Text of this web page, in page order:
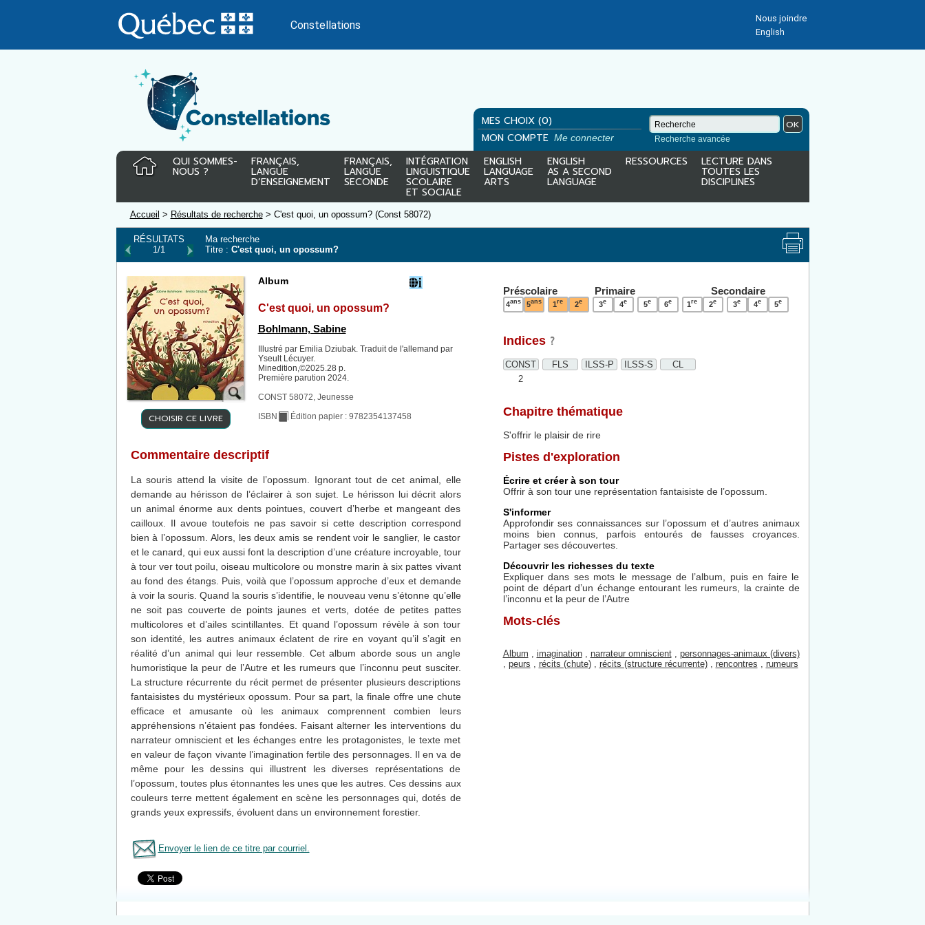
au
contenu
Constellations
Nous joindre
English
MES CHOIX (0)
MON COMPTEMe connecter
OK
Recherche avancée
QUI SOMMES-
NOUS ?
FRANÇAIS,
LANGUE
D’ENSEIGNEMENT
FRANÇAIS,
LANGUE
SECONDE
INTÉGRATION
LINGUISTIQUE
SCOLAIRE
ET SOCIALE
ENGLISH
LANGUAGE
ARTS
ENGLISH
AS A SECOND
LANGUAGE
RESSOURCES LECTURE DANS
TOUTES LES
DISCIPLINES
Accueil > Résultats de recherche> C'est quoi, un opossum? (Const 58072)
RÉSULTATS
1/1
Ma recherche
Titre : C'est quoi, un opossum?
CHOISIR CE LIVRE
Album
C'est quoi, un opossum?
Bohlmann, Sabine
Illustré par Emilia Dziubak. Traduit de l'allemand par
Yseult Lécuyer.
Minedition,©2025.28 p.
Première parution 2024.
CONST 58072, Jeunesse
ISBN Édition papier : 9782354137458
Préscolaire Primaire Secondaire
4ans 5ans 1re 2e 3e 4e 5e 6e 1re 2e 3e 4e 5e
Indices
CONST FLS ILSS-P ILSS-S
CL
2
Chapitre thématique
S'offrir le plaisir de rire
Pistes d'exploration
Écrire et créer à son tour
Offrir à son tour une représentation fantaisiste de l’opossum.
S'informer
Approfondir ses connaissances sur l’opossum et d’autres animaux
moins bien connus, parfois entourés de fausses croyances.
Partager ses découvertes.
Découvrir les richesses du texte
Expliquer dans ses mots le message de l’album, puis en faire le
point de départ d’un échange entourant les rumeurs, la crainte de
l’inconnu et la peur de l’Autre
Mots-clés
Album , imagination, narrateur omniscient, personnages-animaux (divers)
, peurs , récits (chute), récits (structure récurrente), rencontres , rumeurs
Commentaire descriptif
La souris attend la visite de l’opossum. Ignorant tout de cet animal, elle
demande au hérisson de l’éclairer à son sujet. Le hérisson lui décrit alors
un animal énorme aux dents pointues, couvert d’herbe et mangeant des
cailloux. Il avoue toutefois ne pas savoir si cette description correspond
bien à l’opossum. Alors, les deux amis se rendent voir le sanglier, le castor
et le canard, qui eux aussi font la description d’une créature incroyable, tour
à tour ver tout poilu, oiseau multicolore ou monstre marin à six pattes vivant
au fond des étangs. Puis, voilà que l’opossum approche d’eux et demande
à voir la souris. Quand la souris s’identifie, le nouveau venu s’étonne qu’elle
ne soit pas couverte de points jaunes et verts, dotée de petites pattes
multicolores et d’ailes scintillantes. Et quand l’opossum révèle à son tour
son identité, les autres animaux éclatent de rire en voyant qu’il s’agit en
réalité d’un animal qui leur ressemble. Cet album aborde sous un angle
humoristique la peur de l’Autre et les rumeurs que l’inconnu peut susciter.
La structure récurrente du récit permet de présenter plusieurs descriptions
fantaisistes du mystérieux opossum. Pour sa part, la finale offre une chute
efficace et amusante où les animaux comprennent combien leurs
appréhensions n’étaient pas fondées. Faisant alterner les interventions du
narrateur omniscient et les échanges entre les protagonistes, le texte met
en valeur de façon vivante l’imagination fertile des personnages. Il en va de
même pour les dessins qui illustrent les diverses représentations de
l’opossum, toutes plus étonnantes les unes que les autres. Ces dessins aux
couleurs terre mettent également en scène les personnages qui, dotés de
grands yeux expressifs, évoluent dans un environnement forestier.
Envoyer le lien de ce titre par courriel.